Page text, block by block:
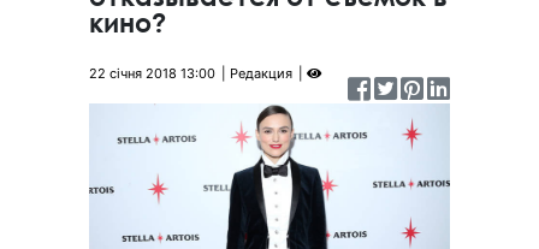
кино?
22 січня 2018 13:00 Редакция